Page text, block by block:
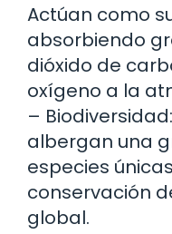
Actúan como
absorbiendo
dióxido de
oxígeno a la
–
albergan una
especies
conservación
global.